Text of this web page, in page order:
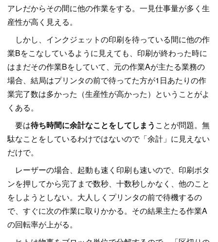
アレだからその間に他の作業をする。一見仕事量が多く生
産性が高く見える。
しかし、インクジェットの印刷を待っている間に他の作
業Bをこなしているように見えても、印刷が終わった時に
はまだその作業Bをしていて、元の作業Aが主たる業務の
場合、結局はプリンタの前で待ってた方が1日あたりの作
業完了数は多かった（生産性が高かった）ということがよ
くある。
要は待ち時間に余計なことをしてしまう ことが問題。無
駄なことをしているわけではないので「余計」に見えない
だけで。
レーザーの場合、起動も速く印刷も速いので、印刷ボタ
ンを押してから完了まで数秒、十数秒しかなく、他のこと
をしようとしない。大人しくプリンタの前で待機するの
で、すぐに次の作業に取りかかる。その結果主たる作業A
の回転率が上がる。